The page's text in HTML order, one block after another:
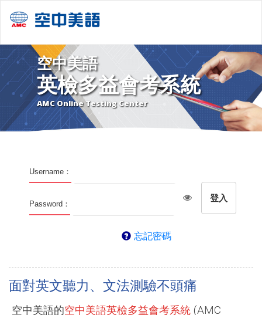
空中美語
英檢多益會考系統
AMC Online Testing Center
Username：
Password：
忘記密碼
面對英文聽力、文法測驗不頭痛
空中美語的空中美語英檢多益會考系統 (AMC